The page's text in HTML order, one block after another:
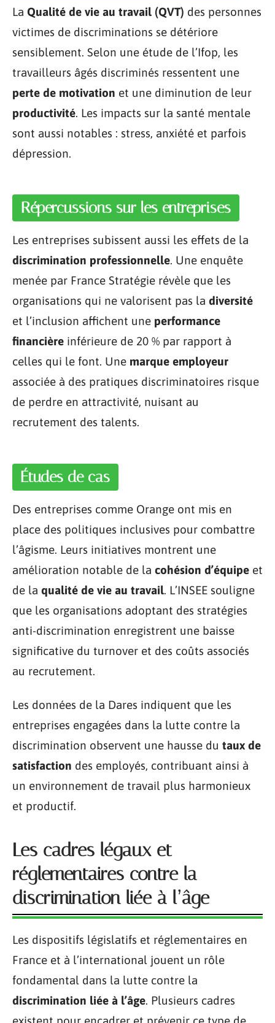
La Qualité de vie au travail (QVT) des personnes
victimes de discriminations se détériore
sensiblement. Selon une étude de l’Ifop, les
travailleurs âgés discriminés ressentent une
perte de motivation et une diminution de leur
productivité. Les impacts sur la santé mentale
sont aussi notables : stress, anxiété et parfois
dépression.
Répercussions sur les entreprises
Les entreprises subissent aussi les effets de la
discrimination professionnelle. Une enquête
menée par France Stratégie révèle que les
organisations qui ne valorisent pas la diversité
et l’inclusion affichent une performance
financière inférieure de 20 % par rapport à
celles qui le font. Une marque employeur
associée à des pratiques discriminatoires risque
de perdre en attractivité, nuisant au
recrutement des talents.
Études de cas
Des entreprises comme Orange ont mis en
place des politiques inclusives pour combattre
l’âgisme. Leurs initiatives montrent une
amélioration notable de la cohésion d’équipe et
de la qualité de vie au travail. L’INSEE souligne
que les organisations adoptant des stratégies
anti-discrimination enregistrent une baisse
significative du turnover et des coûts associés
au recrutement.
Les données de la Dares indiquent que les
entreprises engagées dans la lutte contre la
discrimination observent une hausse du taux de
satisfaction des employés, contribuant ainsi à
un environnement de travail plus harmonieux
et productif.
Les cadres légaux et
réglementaires contre la
discrimination liée à l’âge
Les dispositifs législatifs et réglementaires en
France et à l’international jouent un rôle
fondamental dans la lutte contre la
discrimination liée à l’âge. Plusieurs cadres